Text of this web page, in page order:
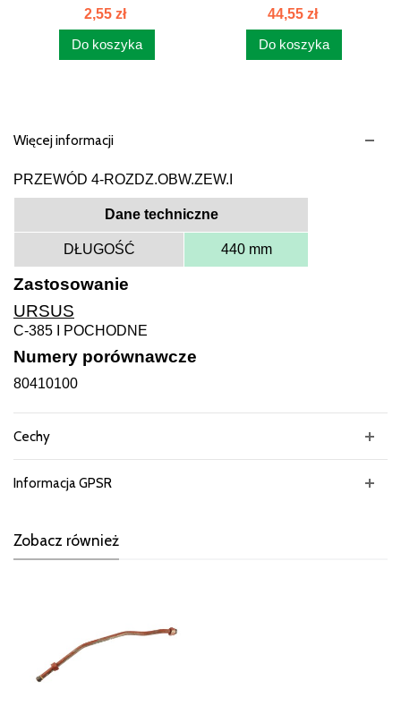
2,55 zł
Do koszyka
86407080 88413320
44,55 zł
Do koszyka
Więcej informacji
PRZEWÓD 4-ROZDZ.OBW.ZEW.I
Dane techniczne
DŁUGOŚĆ 440 mm
Zastosowanie
URSUS
C-385 I POCHODNE
Numery porównawcze
80410100
Cechy
Informacja GPSR
Zobacz również